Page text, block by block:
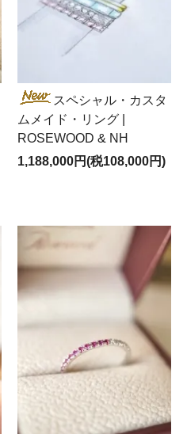
スペシャル・カスタ
ムメイド・リング |
ROSEWOOD & NH
1,188,000円(税108,000円)